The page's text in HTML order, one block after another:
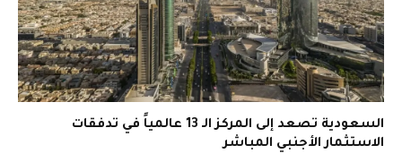
السعودية تصعد إلى المركز الـ 13 عالمياً في تدفقات
الاستثمار الأجنبي المباشر